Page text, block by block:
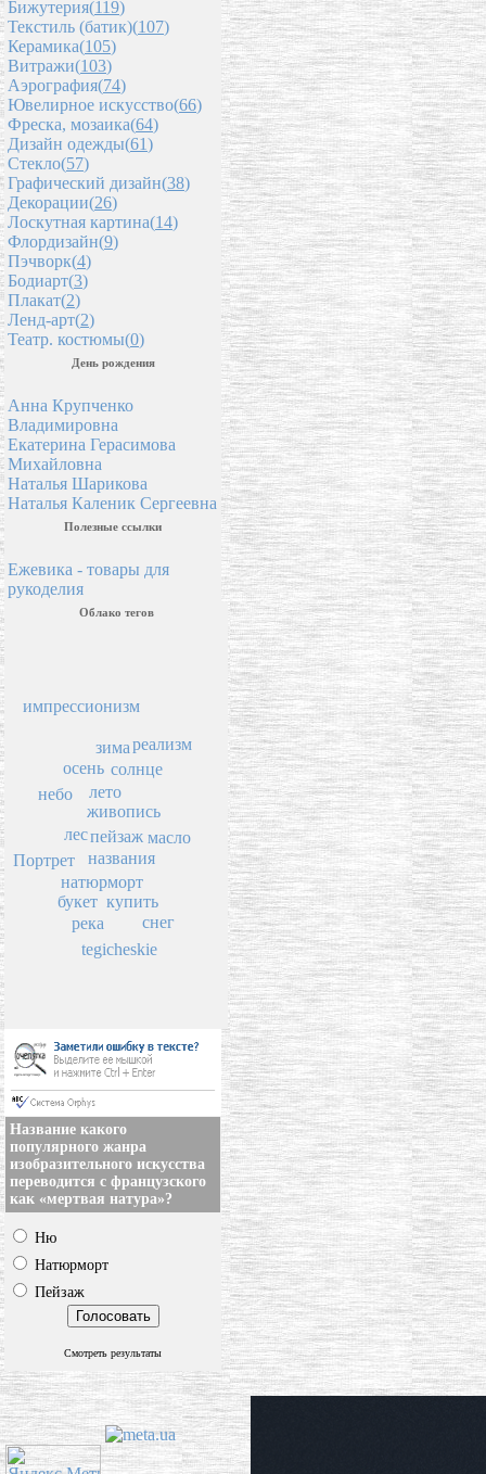
Бижутерия(119)
Текстиль (батик)(107)
Керамика(105)
Витражи(103)
Аэрография(74)
Ювелирное искусство(66)
Фреска, мозаика(64)
Дизайн одежды(61)
Стекло(57)
Графический дизайн(38)
Декорации(26)
Лоскутная картина(14)
Флордизайн(9)
Пэчворк(4)
Бодиарт(3)
Плакат(2)
Ленд-арт(2)
Театр. костюмы(0)
День рождения
Анна Крупченко
Владимировна
Екатерина Герасимова
Михайловна
Наталья Шарикова
Наталья Каленик Сергеевна
Полезные ссылки
Ежевика - товары для
рукоделия
Облако тегов
пейзаж
названия
живопись
лето
натюрморт
купить
солнце
лес
зима
осень
букет
масло
река
снег
tegicheskie
реализм
небо
импрессионизм
Портрет
Название какого
популярного жанра
изобразительного искусства
переводится с французского
как «мертвая натура»?
Ню
Натюрморт
Пейзаж
Смотреть результаты